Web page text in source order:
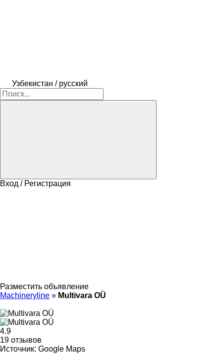
Узбекистан / русский
Вход / Регистрация
Разместить объявление
Machineryline » Multivara OÜ
4.9
19 отзывов
Источник: Google Maps